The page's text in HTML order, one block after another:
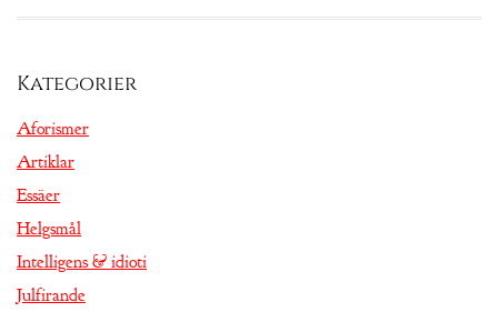
Kategorier
Aforismer
Artiklar
Essäer
Helgsmål
Intelligens & idioti
Julfirande